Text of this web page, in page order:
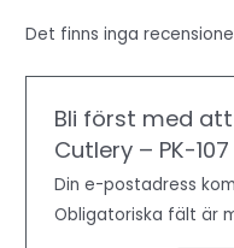
Det finns inga
Bli först med
Cutlery – PK-
Din e-postadress
Obligatoriska fält är